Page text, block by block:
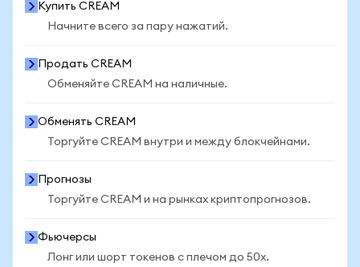
Купить CREAM
Начните всего за пару нажатий.
Продать CREAM
Обменяйте CREAM на наличные.
Обменять CREAM
Торгуйте CREAM внутри и между блокчейнами.
Прогнозы
Торгуйте CREAM и на рынках криптопрогнозов.
Фьючерсы
Лонг или шорт токенов с плечом до 50x.